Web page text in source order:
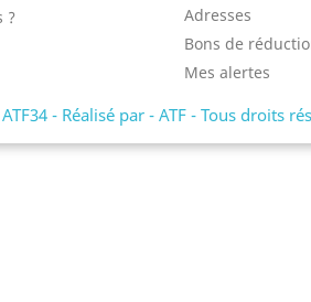
?
Adresses
Bons de
Mes alertes
- Réalisé par - ATF - Tous droits